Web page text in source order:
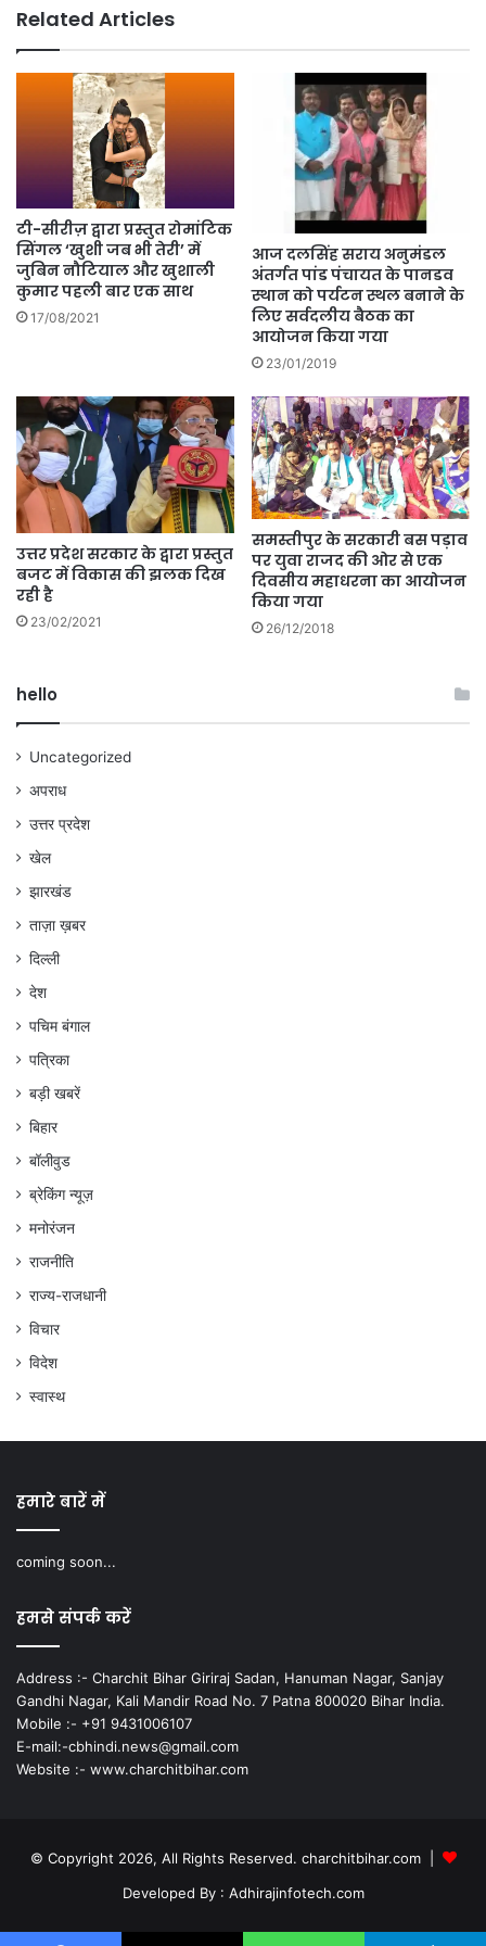
Related Articles
टी-सीरीज़ द्वारा प्रस्तुत रोमांटिक
सिंगल ‘खुशी जब भी तेरी’ में
जुबिन नौटियाल और खुशाली
कुमार पहली बार एक साथ
17/08/2021
आज दलसिंह सराय अनुमंडल
अंतर्गत पांड पंचायत के पानडव
स्थान को पर्यटन स्थल बनाने के
लिए सर्वदलीय बैठक का
आयोजन किया गया
23/01/2019
उत्तर प्रदेश सरकार के द्वारा प्रस्तुत
बजट में विकास की झलक दिख
रही है
23/02/2021
समस्तीपुर के सरकारी बस पड़ाव
पर युवा राजद की ओर से एक
दिवसीय महाधरना का आयोजन
किया गया
26/12/2018
hello
Uncategorized
अपराध
उत्तर प्रदेश
खेल
झारखंड
ताज़ा ख़बर
दिल्ली
देश
पचिम बंगाल
पत्रिका
बड़ी खबरें
बिहार
बॉलीवुड
ब्रेकिंग न्यूज़
मनोरंजन
राजनीति
राज्य-राजधानी
विचार
विदेश
स्वास्थ
हमारे बारें में
coming soon...
हमसे संपर्क करें
Address :- Charchit Bihar Giriraj Sadan, Hanuman Nagar, Sanjay
Gandhi Nagar, Kali Mandir Road No. 7 Patna 800020 Bihar India.
Mobile :- +91 9431006107
E-mail:-cbhindi.news@gmail.com
Website :- www.charchitbihar.com
© Copyright 2026, All Rights Reserved. charchitbihar.com |
Developed By : Adhirajinfotech.com